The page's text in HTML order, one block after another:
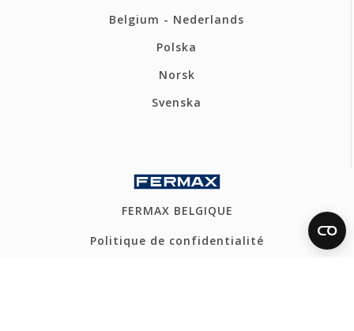
Belgium - Nederlands
Polska
Norsk
Svenska
FERMAX BELGIQUE
Politique de confidentialité